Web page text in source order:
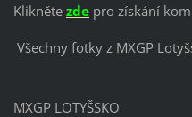
Klikněte zdepro získání
Všechny fotky z MXGP
MXGP LOTYŠSKO